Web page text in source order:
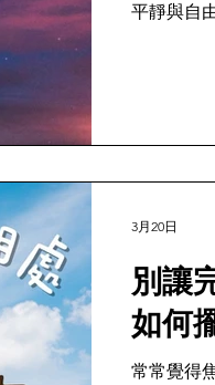
平靜與自由
別讓
如何
常常覺得
3月20日